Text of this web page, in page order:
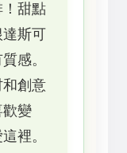
甜點
達斯可
感。
創意
歡變
裡。